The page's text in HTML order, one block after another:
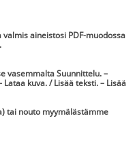
aineistosi PDF-muodossa
vasemmalta Suunnittelu. –
kuva. / Lisää teksti. – Lisää
tai nouto myymälästämme